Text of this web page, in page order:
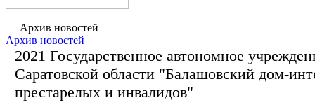
Архив новостей
Архив новостей
2021 Государственное автономное
Саратовской области "Балашовский дом-
престарелых и инвалидов"